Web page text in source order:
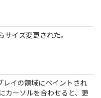
サイズ変更された。
レイの領域にペイントされ
カーソルを合わせると、更